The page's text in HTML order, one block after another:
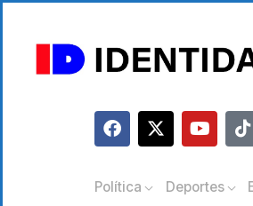
Política Deportes